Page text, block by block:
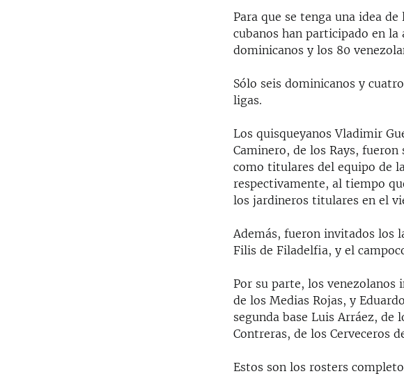
Para que se tenga una idea
cubanos han participado en
dominicanos y los 80
Sólo seis dominicanos y
ligas.
Los quisqueyanos Vladimir
Caminero, de los Rays,
como titulares del equipo de
respectivamente, al tiempo
los jardineros titulares en el
Además, fueron invitados los
Filis de Filadelfia, y el
Por su parte, los venezolanos
de los Medias Rojas, y
segunda base Luis Arráez, de
Contreras, de los Cerveceros
Estos son los rosters